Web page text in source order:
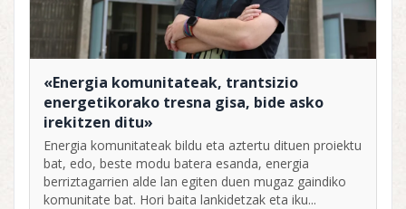
«Energia komunitateak, trantsizio
energetikorako tresna gisa, bide asko
irekitzen ditu»
Energia komunitateak bildu eta aztertu dituen proiektu
bat, edo, beste modu batera esanda, energia
berriztagarrien alde lan egiten duen mugaz gaindiko
komunitate bat. Hori baita lankidetzak eta iku...